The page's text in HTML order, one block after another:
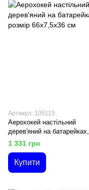
Артикул: 105115
Аерохокей настільний
дерев'яний на батарейках,
розмір 66х7,5х36 см
1 331 грн
Купити